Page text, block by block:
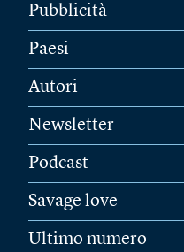
Pubblicità
Paesi
Autori
Newsletter
Podcast
Savage love
Ultimo numero